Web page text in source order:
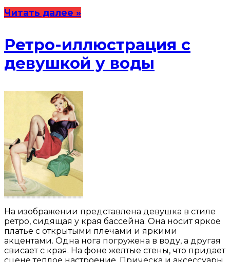
Читать далее »
Ретро-иллюстрация с
девушкой у воды
На изображении представлена девушка в стиле
ретро, сидящая у края бассейна. Она носит яркое
платье с открытыми плечами и яркими
акцентами. Одна нога погружена в воду, а другая
свисает с края. На фоне желтые стены, что придает
сцене теплое настроение. Прическа и аксессуары